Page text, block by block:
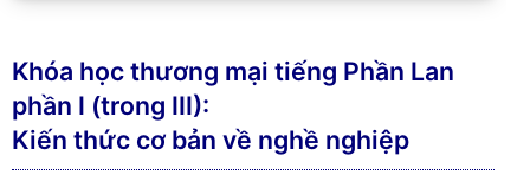
Khóa học thương mại tiếng Phần Lan
phần I (trong III):
Kiến thức cơ bản về nghề nghiệp